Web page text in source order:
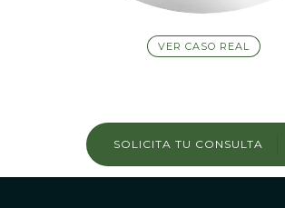
VER CASO REAL
SOLICITA TU CONSULTA